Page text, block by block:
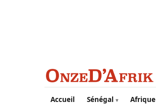
Aller au contenu principal
Accueil Sénégal Afrique